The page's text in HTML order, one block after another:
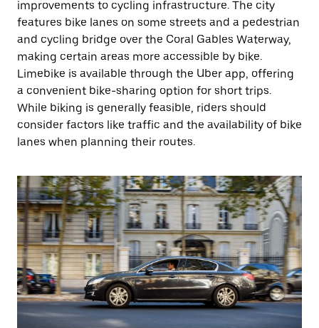
improvements to cycling infrastructure. The city
features bike lanes on some streets and a pedestrian
and cycling bridge over the Coral Gables Waterway,
making certain areas more accessible by bike.
Limebike is available through the Uber app, offering
a convenient bike-sharing option for short trips.
While biking is generally feasible, riders should
consider factors like traffic and the availability of bike
lanes when planning their routes.